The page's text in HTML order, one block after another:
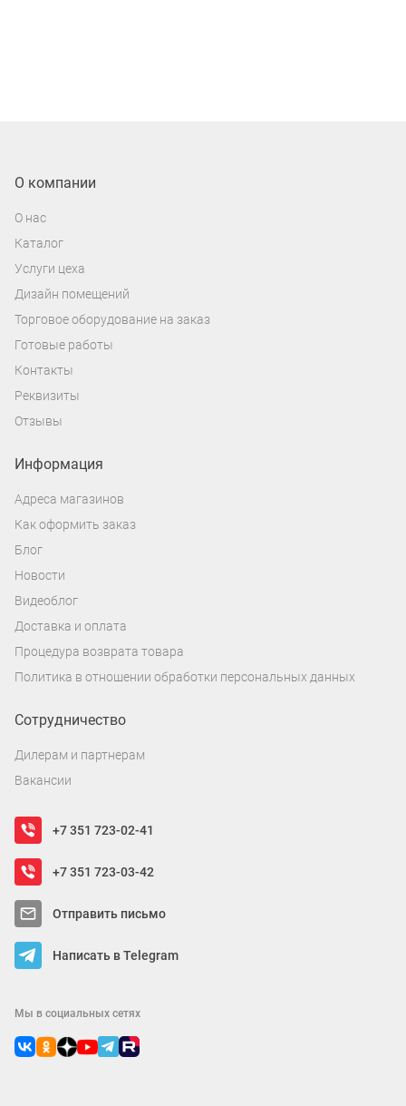
О компании
О нас
Каталог
Услуги цеха
Дизайн помещений
Торговое оборудование на заказ
Готовые работы
Контакты
Реквизиты
Отзывы
Информация
Адреса магазинов
Как оформить заказ
Блог
Новости
Видеоблог
Доставка и оплата
Процедура возврата товара
Политика в отношении обработки персональных данных
Сотрудничество
Дилерам и партнерам
Вакансии
+7 351 723-02-41
+7 351 723-03-42
Отправить письмо
Написать в Telegram
Мы в социальных сетях